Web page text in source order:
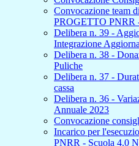
Convocazione team
PROGETTO PNRR
Delibera n. 39 -
Integrazione
Delibera n. 38 -
Puliche
Delibera n. 37 -
cassa
Delibera n. 36 -
Annuale 2023
Convocazione
Incarico per
PNRR - Scuola 4.0